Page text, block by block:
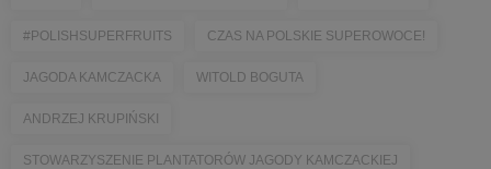
#POLISHSUPERFRUITS CZAS NA POLSKIE SUPEROWOCE!
JAGODA KAMCZACKA WITOLD BOGUTA
ANDRZEJ KRUPIŃSKI
STOWARZYSZENIE PLANTATORÓW JAGODY KAMCZACKIEJ